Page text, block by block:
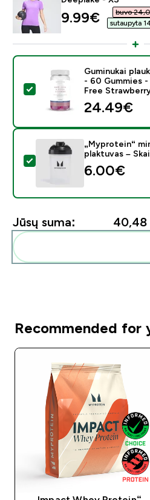
discounted
9.99€‎
buvo
sutaupyta
Pasirinkti šį produktą -
Guminukai
- 60 Gummies
Free
24.49€‎
Pasirinkti šį produktą -
„Myprotein“
plaktuvas –
6.00€‎
Jūsų suma:
Recommended for